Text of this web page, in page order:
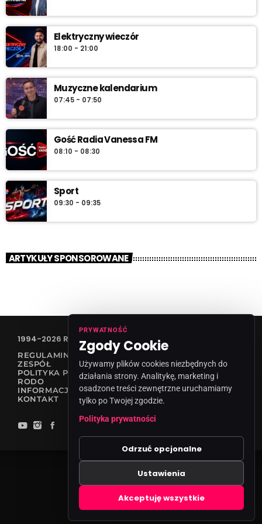
najlepszą muzykę, która towarzyszy od pierwszych chwil dnia aż
Elektryczny wieczór
18:00 - 21:00
Muzyczne kalendarium
07:45 - 07:50
Gość Radia Vanessa FM
08:10 - 08:30
Sport
09:30 - 09:35
ARTYKUŁY SPONSOROWANE
1994-2026 RADIO VANESSA SPÓŁKA Z O.O
REGULAMIN KONKURSÓW
ZESPÓŁ
POLITYKA PRYWATNOŚCI
RODO
INFORMACJA O NADAWCY
KONTAKT
PRYWATNOŚĆ
Zgody Cookie
Używamy plików cookies niezbędnych do
działania strony. Analitykę, marketing i
osadzone treści zewnętrzne uruchamiamy
tylko po Twojej zgodzie.
Polityka prywatności
Odrzuć opcjonalne
Ustawienia
Akceptuję wszystkie
Zgody cookies